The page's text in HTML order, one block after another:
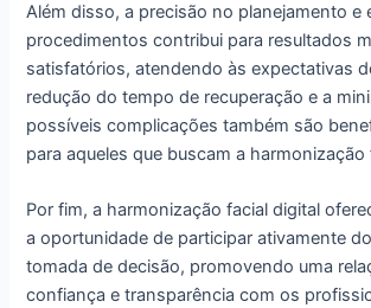
Além disso, a precisão no planejamento e
procedimentos contribui para resultados
satisfatórios, atendendo às expectativas
redução do tempo de recuperação e a
possíveis complicações também são
para aqueles que buscam a harmonização
Por fim, a harmonização facial digital
a oportunidade de participar ativamente
tomada de decisão, promovendo uma
confiança e transparência com os